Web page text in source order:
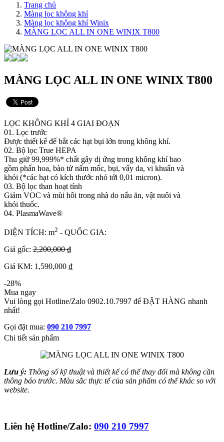
Trang chủ
Màng lọc không khí
Màng lọc không khí Winix
MÀNG LỌC ALL IN ONE WINIX T800
MÀNG LỌC ALL IN ONE WINIX T800
LỌC KHÔNG KHÍ 4 GIAI ĐOẠN
01. Lọc trước
Được thiết kế để bắt các hạt bụi lớn trong không khí.
02. Bộ lọc True HEPA
Thu giữ 99,999%* chất gây dị ứng trong không khí bao
gồm phấn hoa, bào tử nấm mốc, bụi, vẩy da, vi khuẩn và
khói (*các hạt có kích thước nhỏ tới 0,01 micron).
03. Bộ lọc than hoạt tính
Giảm VOC và mùi hôi trong nhà do nấu ăn, vật nuôi và
khói thuốc.
04. PlasmaWave®
DIỆN TÍCH: m2 - QUỐC GIA:
Giá gốc: 2,200,000 ₫
Giá KM: 1,590,000 ₫
-28%
Mua ngay
Vui lòng gọi Hotline/Zalo 0902.10.7997 để ĐẶT HÀNG nhanh
nhất!
Gọi đặt mua: 090 210 7997
Chi tiết sản phẩm
Lưu ý: Thông số kỹ thuật và thiết kế có thể thay đổi mà không cần
thông báo trước. Màu sắc thực tế của sản phẩm có thể khác so với
website.
Liên hệ Hotline/Zalo: 090 210 7997